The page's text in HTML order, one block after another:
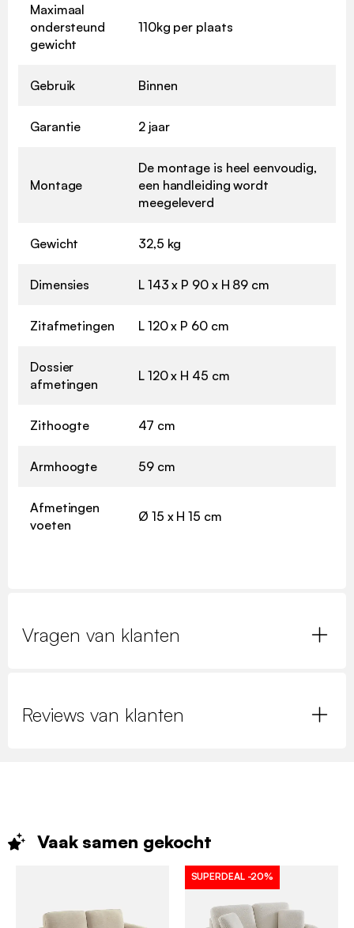
Maximaal
ondersteund
gewicht
110kg per plaats
Gebruik Binnen
Garantie 2 jaar
Montage
De montage is heel eenvoudig,
een handleiding wordt
meegeleverd
Gewicht 32,5 kg
Dimensies L 143 x P 90 x H 89 cm
Zitafmetingen L 120 x P 60 cm
Dossier
afmetingen
L 120 x H 45 cm
Zithoogte 47 cm
Armhoogte 59 cm
Afmetingen
voeten
Ø 15 x H 15 cm
Vragen van klanten
Reviews van klanten
Vaak samen gekocht
SUPERDEAL -20%